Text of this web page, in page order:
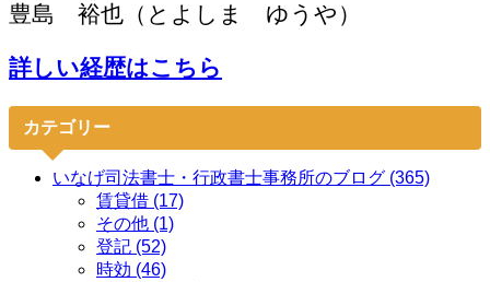
豊島 裕也（とよしま ゆうや）
詳しい経歴はこちら
カテゴリー
いなげ司法書士・行政書士事務所のブログ (365)
賃貸借 (17)
その他 (1)
登記 (52)
時効 (46)